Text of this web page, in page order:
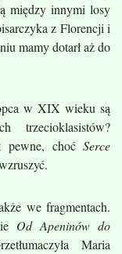
między innymi losy
z Florencji i
mamy dotarł aż do
w XIX wieku są
trzecioklasistów?
pewne, choćSerce
we fragmentach.
Od Apeninów do
Maria